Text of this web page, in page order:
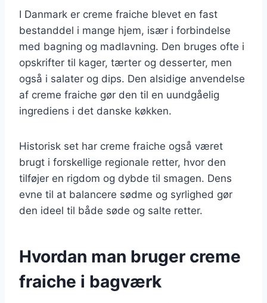
I Danmark er creme fraiche blevet en fast
bestanddel i mange hjem, især i forbindelse
med bagning og madlavning. Den bruges ofte i
opskrifter til kager, tærter og desserter, men
også i salater og dips. Den alsidige anvendelse
af creme fraiche gør den til en uundgåelig
ingrediens i det danske køkken.
Historisk set har creme fraiche også været
brugt i forskellige regionale retter, hvor den
tilføjer en rigdom og dybde til smagen. Dens
evne til at balancere sødme og syrlighed gør
den ideel til både søde og salte retter.
Hvordan man bruger creme
fraiche i bagværk